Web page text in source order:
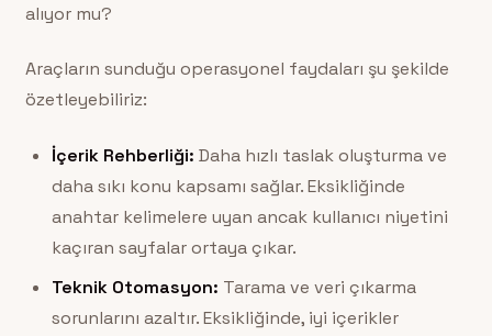
alıyor mu?
Araçların sunduğu operasyonel faydaları şu şekilde
özetleyebiliriz:
İçerik Rehberliği: Daha hızlı taslak oluşturma ve
daha sıkı konu kapsamı sağlar. Eksikliğinde
anahtar kelimelere uyan ancak kullanıcı niyetini
kaçıran sayfalar ortaya çıkar.
Teknik Otomasyon: Tarama ve veri çıkarma
sorunlarını azaltır. Eksikliğinde, iyi içerikler